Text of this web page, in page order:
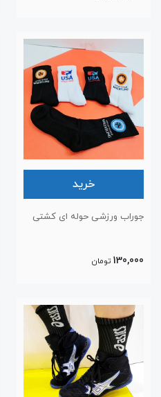
خرید
جوراب ورزشی حوله ای کشتی
130,000 تومان